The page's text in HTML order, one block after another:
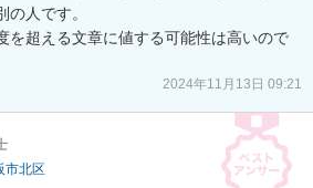
の人です。
を超える文章に値する可能性は高いので
2024年11月13日 09:21
市北区